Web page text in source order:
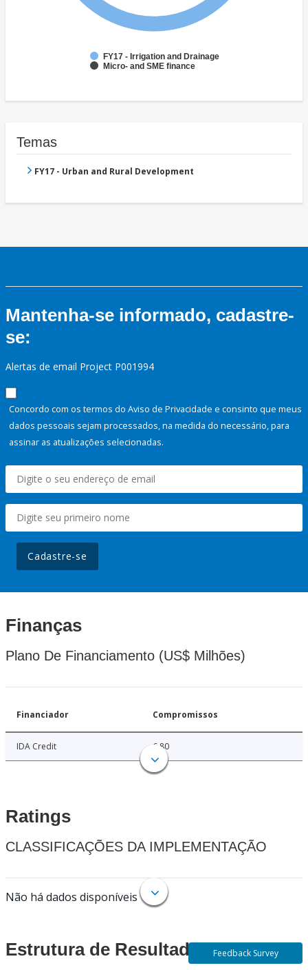
FY17 - Irrigation and Drainage
Micro- and SME finance
Temas
FY17 - Urban and Rural Development
Mantenha-se informado, cadastre-
se:
Alertas de email Project P001994
Concordo com os termos do Aviso de Privacidade e consinto que meus
dados pessoais sejam processados, na medida do necessário, para
assinar as atualizações selecionadas.
Cadastre-se
Finanças
Plano De Financiamento (US$ Milhões)
Financiador Compromissos
IDA Credit 6.80
Ratings
CLASSIFICAÇÕES DA IMPLEMENTAÇÃO
Não há dados disponíveis
Estrutura de Resultados Feedback Survey